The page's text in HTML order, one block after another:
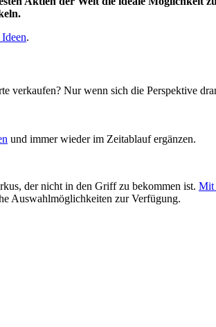
.
verkaufen? Nur wenn sich die Perspektive
und immer wieder im Zeitablauf ergänzen.
der nicht in den Griff zu bekommen ist. Mit
Auswahlmöglichkeiten zur Verfügung.